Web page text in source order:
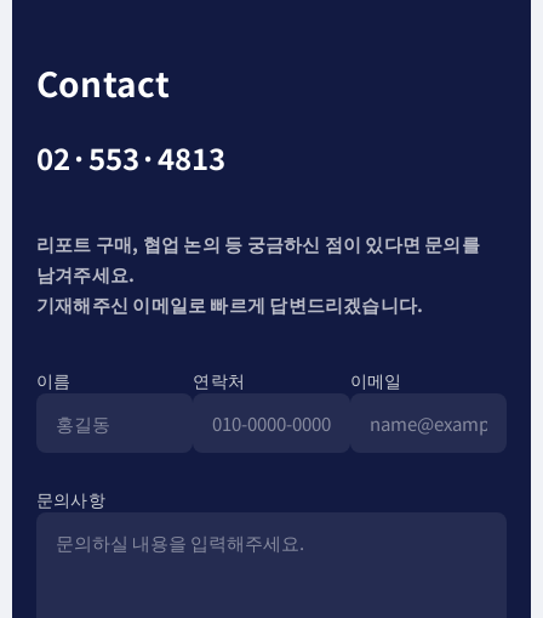
Contact
02·553·4813
리포트 구매, 협업 논의 등 궁금하신 점이 있다면 문의를
남겨주세요.
기재해주신 이메일로 빠르게 답변드리겠습니다.
이름 연락처 이메일
문의사항